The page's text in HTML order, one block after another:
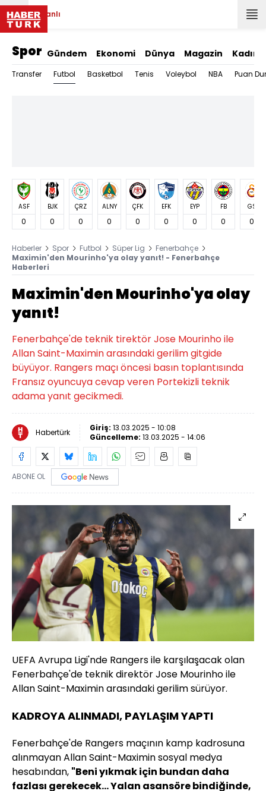
Canlı
Spor Gündem Ekonomi Dünya Magazin Kadın
Transfer Futbol Basketbol Tenis Voleybol NBA Puan
ASF
0
BJK
0
ÇRZ
0
ALNY
0
ÇFK
0
EFK
0
EYP
0
FB
0
GS
0
Haberler Spor Futbol Süper Lig
Fenerbahçe
Maximin'den Mourinho'ya olay yanıt! - Fenerbahçe
Haberleri
Maximin'den Mourinho'ya olay
yanıt!
Fenerbahçe'de teknik tirektör Jose Mourinho ile
Allan Saint-Maximin arasındaki gerilim gitgide
büyüyor. Rangers maçı öncesi basın toplantısında
Fransız oyuncuya cevap veren Portekizli teknik
adama yanıt gecikmedi.
Habertürk Giriş: 13.03.2025 - 10:08
Güncelleme: 13.03.2025 - 14:06
ABONE OL
UEFA Avrupa Ligi'nde Rangers ile karşılaşacak olan
Fenerbahçe'de teknik direktör Jose Mourinho ile
Allan Saint-Maximin arasındaki gerilim sürüyor.
KADROYA ALINMADI, PAYLAŞIM YAPTI
Fenerbahçe'de Rangers maçının kamp kadrosuna
alınmayan Allan Saint-Maximin sosyal medya
hesabından, "Beni yıkmak için bundan daha
fazlası gerekecek… Yalan asansöre bindiğinde,